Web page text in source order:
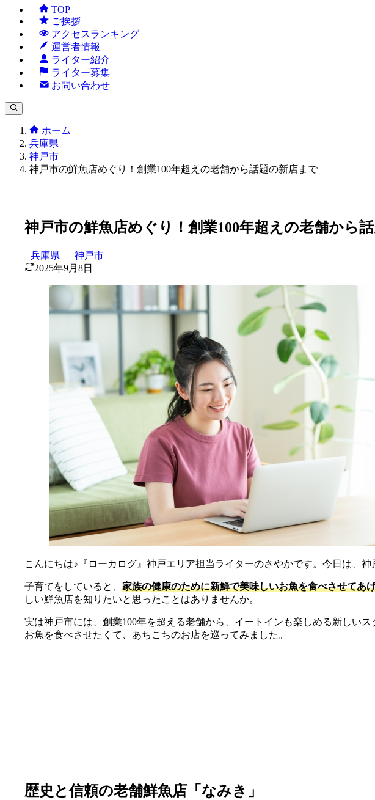
TOP
ご挨拶
アクセスランキング
運営者情報
ライター紹介
ライター募集
お問い合わせ
ホーム
兵庫県
神戸市
神戸市の鮮魚店めぐり！創業100年超えの老舗から話題の新店まで
神戸市の鮮魚店めぐり！創業100年超えの老舗から
兵庫県
神戸市
2025年9月8日
こんにちは♪『ローカログ』神戸エリア担当ライターのさやかです。今日は、
子育てをしていると、 家族の健康のために新鮮で美味しいお魚を食べさせてあ
しい鮮魚店を知りたいと思ったことはありませんか。
実は神戸市には、創業100年を超える老舗から、イートインも楽しめる新しい
お魚を食べさせたくて、あちこちのお店を巡ってみました。
歴史と信頼の老舗鮮魚店「なみき」